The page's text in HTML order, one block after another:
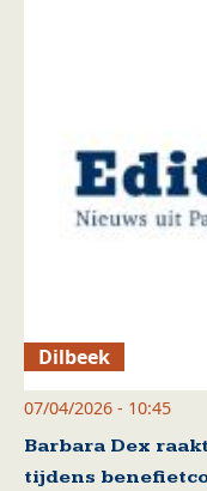
Dilbeek
07/04/2026 - 10:45
Barbara Dex
tijdens